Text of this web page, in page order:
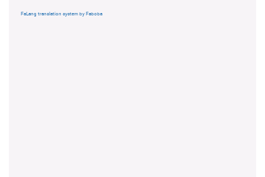
FaLang translation system by Faboba